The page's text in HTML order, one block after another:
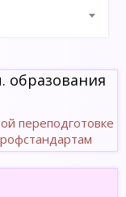
образования
переподготовке